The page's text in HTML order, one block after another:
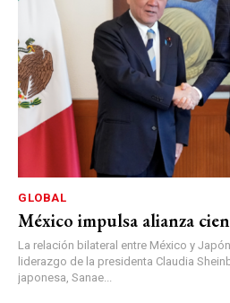
GLOBAL
México impulsa alianza
La relación bilateral entre México y
liderazgo de la presidenta Claudia
japonesa, Sanae...